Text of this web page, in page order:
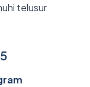
telusur